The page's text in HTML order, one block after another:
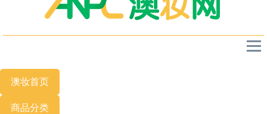
澳妆首页
商品分类